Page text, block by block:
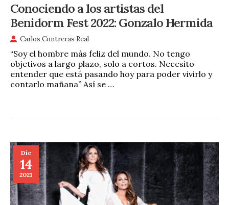
Conociendo a los artistas del
Benidorm Fest 2022: Gonzalo Hermida
Carlos Contreras Real
“Soy el hombre más feliz del mundo. No tengo
objetivos a largo plazo, solo a cortos. Necesito
entender que está pasando hoy para poder vivirlo y
contarlo mañana” Así se …
Dic
14
2021